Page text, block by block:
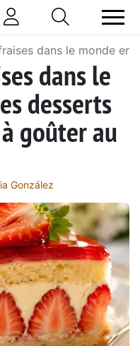
dans le monde
dans le
desserts
goûter au
González